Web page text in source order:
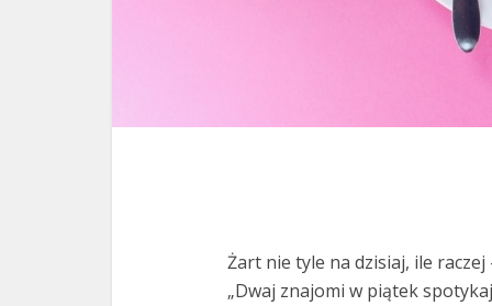
Żart nie tyle na dzisiaj, ile raczej
„Dwaj znajomi w piątek